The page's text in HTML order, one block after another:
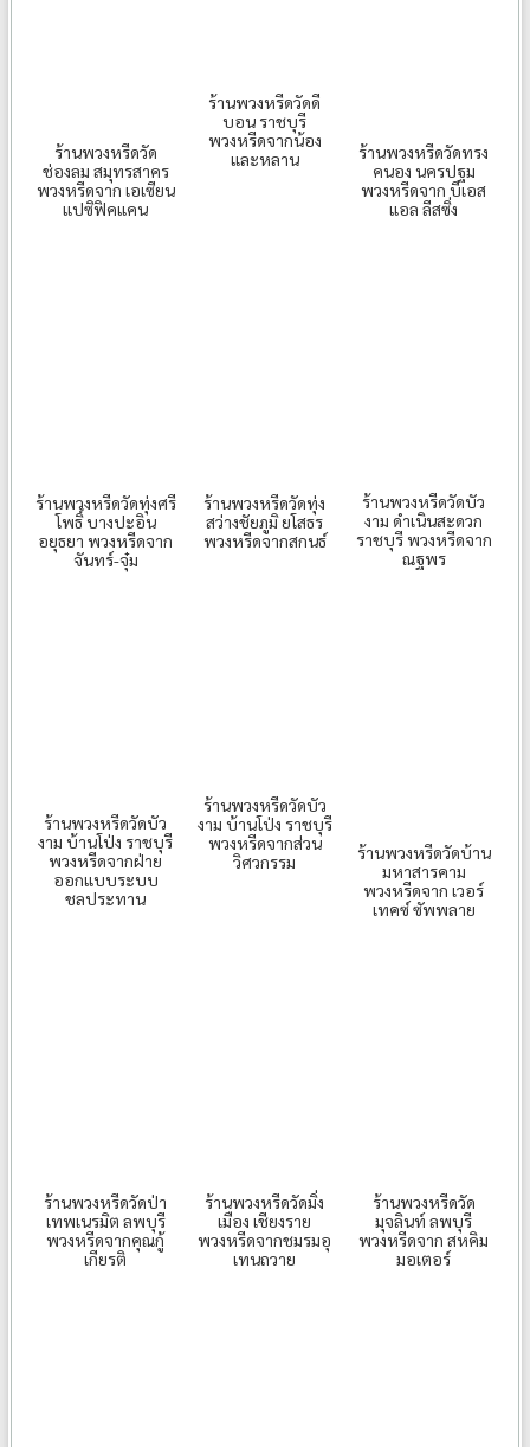
ร้านพวงหรีดวัด
ช่องลม สมุทรสาคร
พวงหรีดจาก เอเซียน
แปซิฟิคแคน
ร้านพวงหรีดวัดดี
บอน ราชบุรี
พวงหรีดจากน้อง
และหลาน
ร้านพวงหรีดวัดทรง
คนอง นครปฐม
พวงหรีดจาก บีเอส
แอล ลีสซิ่ง
ร้านพวงหรีดวัดทุ่งศรี
โพธิ์ บางปะอิน
อยุธยา พวงหรีดจาก
จันทร์-จุ๋ม
ร้านพวงหรีดวัดทุ่ง
สว่างชัยภูมิ ยโสธร
พวงหรีดจากสกนธ์
ร้านพวงหรีดวัดบัว
งาม ดำเนินสะดวก
ราชบุรี พวงหรีดจาก
ณฐพร
ร้านพวงหรีดวัดบัว
งาม บ้านโป่ง ราชบุรี
พวงหรีดจากฝ่าย
ออกแบบระบบ
ชลประทาน
ร้านพวงหรีดวัดบัว
งาม บ้านโป่ง ราชบุรี
พวงหรีดจากส่วน
วิศวกรรม
ร้านพวงหรีดวัดบ้าน
มหาสารคาม
พวงหรีดจาก เวอร์
เทคซ์ ซัพพลาย
ร้านพวงหรีดวัดป่า
เทพเนรมิต ลพบุรี
พวงหรีดจากคุณกู้
เกียรติ
ร้านพวงหรีดวัดมิ่ง
เมือง เชียงราย
พวงหรีดจากชมรมอุ
เทนถวาย
ร้านพวงหรีดวัด
มุจลินท์ ลพบุรี
พวงหรีดจาก สหคิม
มอเตอร์